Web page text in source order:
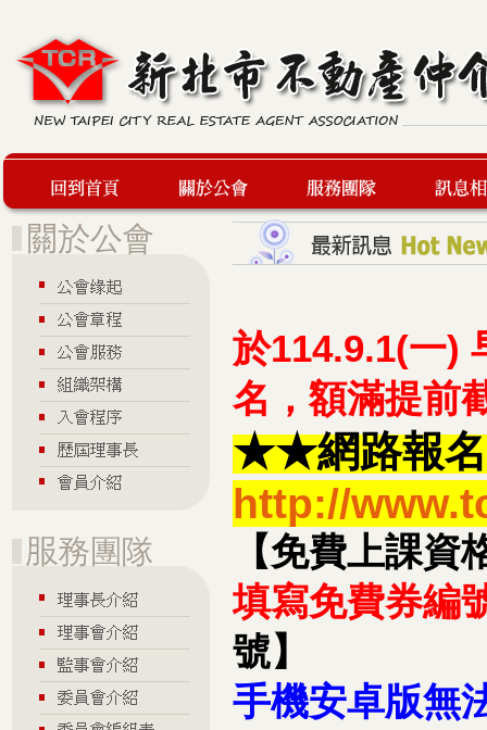
服務團隊 最新訊息
於114.9.1(一)
名，額滿提前
★★網路報名
http://
【免費上課資
填寫免費券編
號】
手機安卓版無